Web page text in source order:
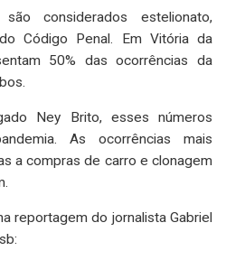
considerados estelionato,
Código Penal. Em Vitória da
50% das ocorrências da
Ney Brito, esses números
As ocorrências mais
a compras de carro e clonagem
reportagem do jornalista Gabriel